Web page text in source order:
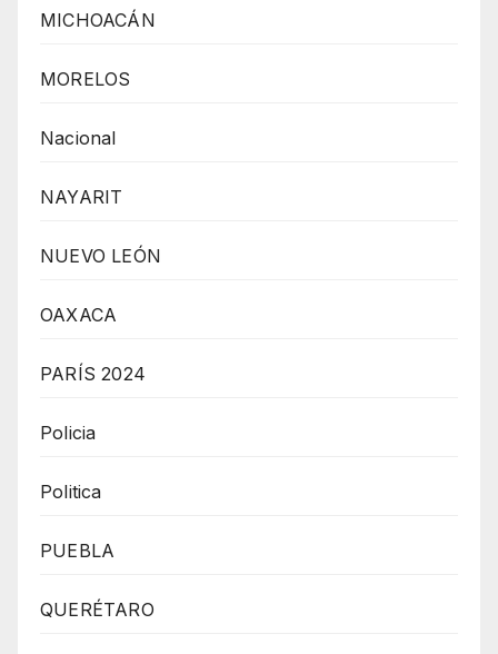
MICHOACÁN
MORELOS
Nacional
NAYARIT
NUEVO LEÓN
OAXACA
PARÍS 2024
Policia
Politica
PUEBLA
QUERÉTARO